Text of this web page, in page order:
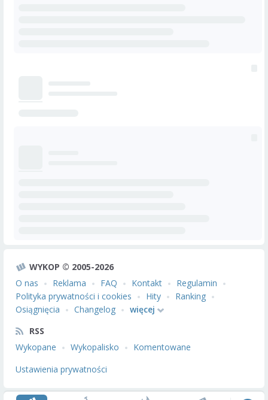
WYKOP © 2005-2026
O nas
Reklama FAQ Kontakt
Regulamin
Polityka prywatności i cookies
Hity
Ranking
Osiągnięcia
Changelog
więcej
RSS
Wykopane
Wykopalisko
Komentowane
Ustawienia prywatności